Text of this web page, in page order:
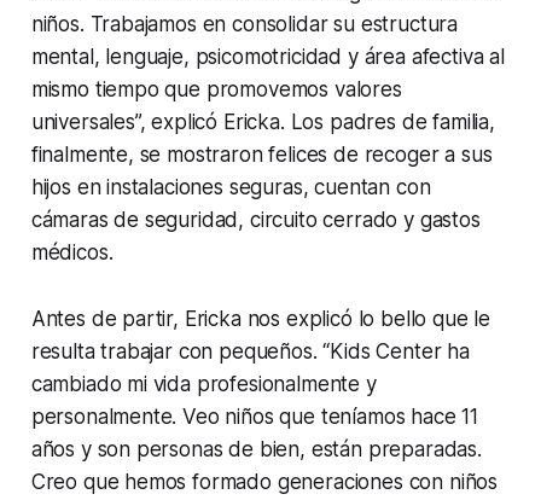
niños. Trabajamos en consolidar su estructura
mental, lenguaje, psicomotricidad y área afectiva al
mismo tiempo que promovemos valores
universales”, explicó Ericka. Los padres de familia,
finalmente, se mostraron felices de recoger a sus
hijos en instalaciones seguras, cuentan con
cámaras de seguridad, circuito cerrado y gastos
médicos.
Antes de partir, Ericka nos explicó lo bello que le
resulta trabajar con pequeños. “Kids Center ha
cambiado mi vida profesionalmente y
personalmente. Veo niños que teníamos hace 11
años y son personas de bien, están preparadas.
Creo que hemos formado generaciones con niños